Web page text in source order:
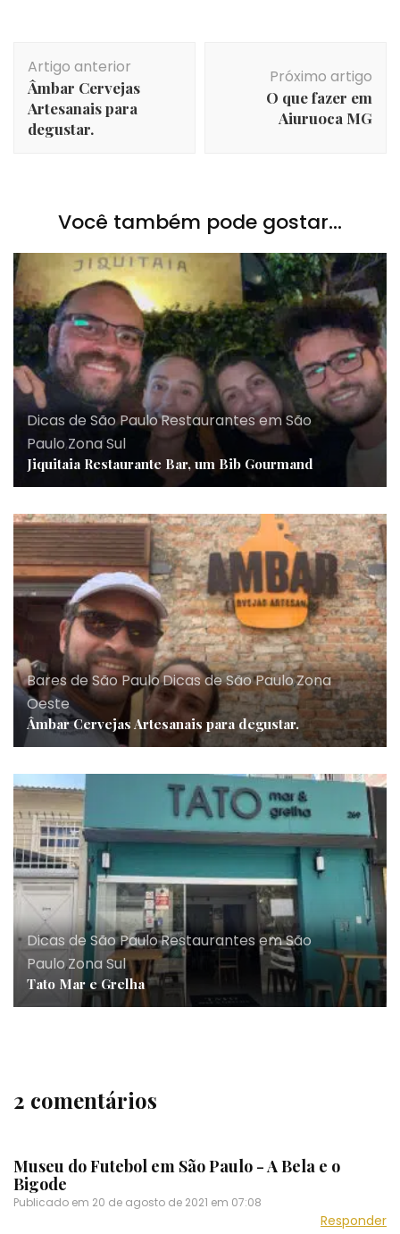
de
post
Artigo anterior
Âmbar Cervejas
Artesanais para
degustar.
Próximo artigo
O que fazer em
Aiuruoca MG
Você também pode gostar...
Dicas de São Paulo,Restaurantes em São
Paulo,Zona Sul
Jiquitaia Restaurante Bar, um Bib Gourmand
Bares de São Paulo,Dicas de São Paulo,Zona
Oeste
Âmbar Cervejas Artesanais para degustar.
Dicas de São Paulo,Restaurantes em São
Paulo,Zona Sul
Tato Mar e Grelha
2 comentários
Museu do Futebol em São Paulo - A Bela e o
Bigode
Publicado em 20 de agosto de 2021 em 07:08
Responder